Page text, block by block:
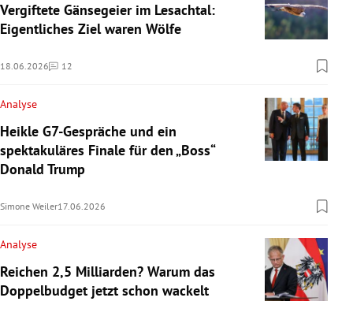
Vergiftete Gänsegeier im Lesachtal:
Eigentliches Ziel waren Wölfe
18.06.2026 12
Kommentare
Analyse
Heikle G7-Gespräche und ein
spektakuläres Finale für den „Boss“
Donald Trump
Simone Weiler17.06.2026
Analyse
Reichen 2,5 Milliarden? Warum das
Doppelbudget jetzt schon wackelt